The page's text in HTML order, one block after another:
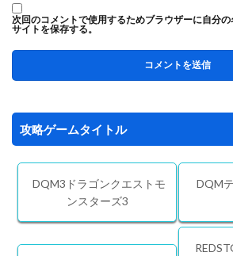
次回のコメントで使用するためブラウザーに自分の
サイトを保存する。
攻略ゲームタイトル
DQM3ドラゴンクエストモ
ンスターズ3
DQM